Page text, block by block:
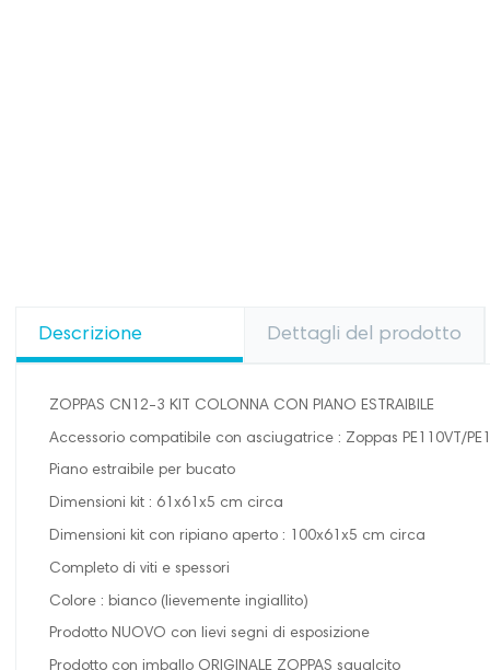
Descrizione Dettagli del prodotto
ZOPPAS CN12-3 KIT COLONNA CON PIANO ESTRAIBILE
Accessorio compatibile con asciugatrice : Zoppas PE110VT/
Piano estraibile per bucato
Dimensioni kit : 61x61x5 cm circa
Dimensioni kit con ripiano aperto : 100x61x5 cm circa
Completo di viti e spessori
Colore : bianco (lievemente ingiallito)
Prodotto NUOVO con lievi segni di esposizione